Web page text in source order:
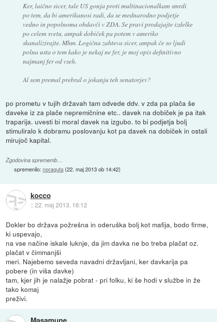
Ker, laično sicer, tale US gonja proti multinacionalkam smrdi
po tem, da bi amerikanosi radi, da se mednarodno podjetje
vedno in popolnoma obdavči v ZDA. Se pravi prodajajte izdelke
po celem svetu, ampak dobiček pa potem v ameriko
skanalizirajte. Mhm. Logična zahteva sicer, ampak če so ljudi
polna usta o tem kako je nekaj ne fer, je moj opis definitivno
najmanj fer od vseh.
Al sem premal prebral o jokanju teh senatorjev?
po prometu v tujih državah tam odvede ddv. v zda pa plača še
daveke iz za plače nepremičnine etc.. davek na dobiček je pa itak
traparija. uvesti bi moral davek na izgubo. to bi podjetja bolj
stimuliralo k dobramu poslovanju kot pa davek na dobiček in ostali
mirujoč kapital.
Zgodovina sprememb…
spremenilo:noraguta(22. maj 2013 ob 14:42)
kocco
::22. maj 2013, 16:12
Dokler bo država požrešna in oderuška bolj kot mafija, bodo firme,
ki uspevajo,
na vse načine iskale luknje, da jim davka ne bo treba plačat oz.
plačat v čimmanjši
meri. Najebemo seveda navadni državljani, ker davkarija pa
pobere (in viša davke)
tam, kjer jih je nalažje pobrat - pri folku, ki še hodi v službe in že
tako komaj
preživi.